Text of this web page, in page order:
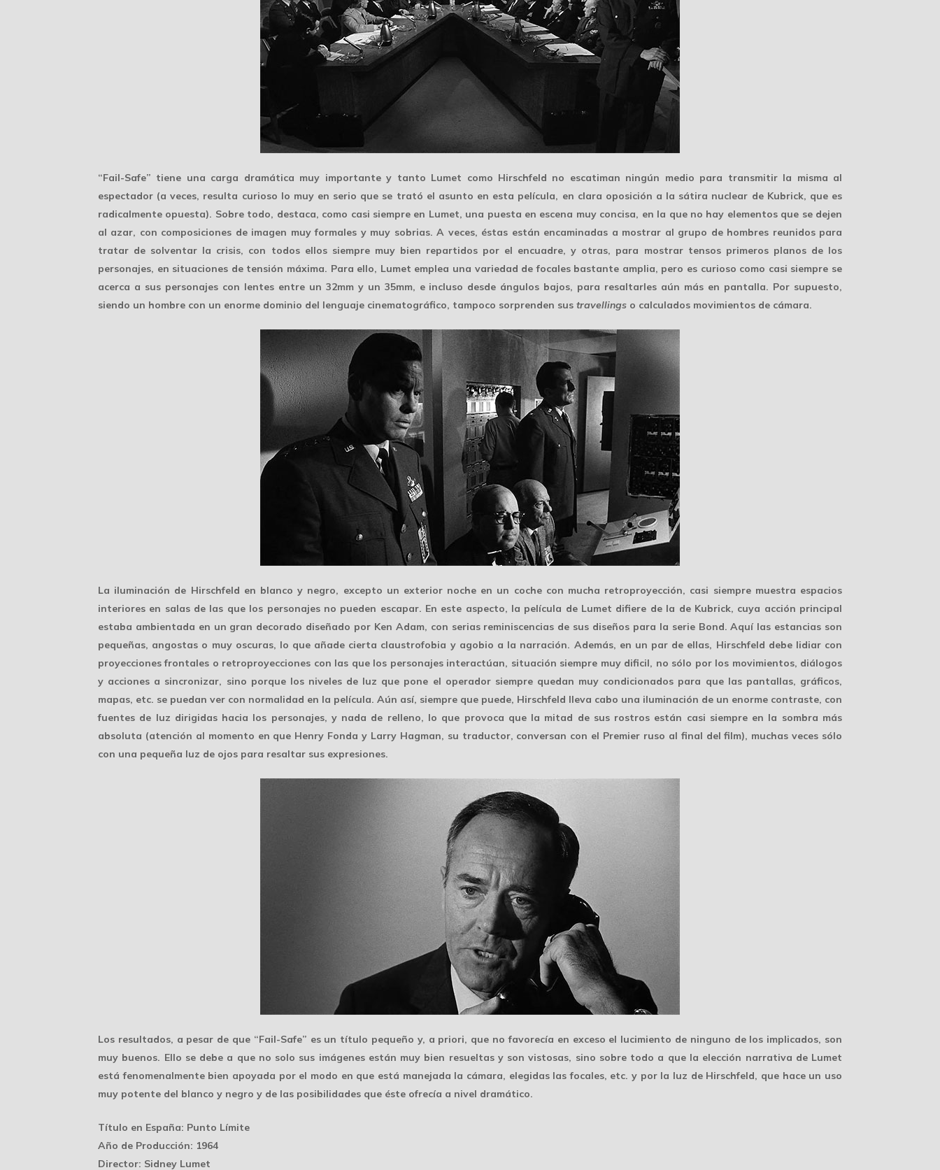
“Fail-Safe” tiene una carga dramática muy importante y tanto Lumet como Hirschfeld no escatiman ningún medio para transmitir la misma al
espectador (a veces, resulta curioso lo muy en serio que se trató el asunto en esta película, en clara oposición a la sátira nuclear de Kubrick, que es
radicalmente opuesta). Sobre todo, destaca, como casi siempre en Lumet, una puesta en escena muy concisa, en la que no hay elementos que se dejen
al azar, con composiciones de imagen muy formales y muy sobrias. A veces, éstas están encaminadas a mostrar al grupo de hombres reunidos para
tratar de solventar la crisis, con todos ellos siempre muy bien repartidos por el encuadre, y otras, para mostrar tensos primeros planos de los
personajes, en situaciones de tensión máxima. Para ello, Lumet emplea una variedad de focales bastante amplia, pero es curioso como casi siempre se
acerca a sus personajes con lentes entre un 32mmy un 35mm, e incluso desde ángulos bajos, para resaltarles aún más en pantalla. Por supuesto,
siendo un hombre con un enorme dominio del lenguaje cinematográfico, tampoco sorprenden sus travellings o calculados movimientos de cámara.
La iluminación de Hirschfeld en blanco y negro, excepto un exterior noche en un coche con mucha retroproyección, casi siempre muestra espacios
interiores en salas de las que los personajes no pueden escapar. En este aspecto, la película de Lumet difiere de la de Kubrick, cuya acción principal
estaba ambientada en un gran decorado diseñado por Ken Adam, con serias reminiscencias de sus diseños para la serie Bond. Aquí las estancias son
pequeñas, angostas o muy oscuras, lo que añade cierta claustrofobia y agobio a la narración. Además, en un par de ellas, Hirschfeld debe lidiar con
proyecciones frontales o retroproyecciones con las que los personajes interactúan, situación siempre muy dificil, no sólo por los movimientos, diálogos
y acciones a sincronizar, sino porque los niveles de luz que pone el operador siempre quedan muy condicionados para que las pantallas, gráficos,
mapas, etc. se puedan ver con normalidad en la película. Aún así, siempre que puede, Hirschfeld lleva cabo una iluminación de un enorme contraste, con
fuentes de luz dirigidashacia los personajes, y nada de relleno, lo que provoca que la mitad de sus rostros están casi siempre en la sombra más
absoluta (atención al momento en que Henry Fonda y Larry Hagman, su traductor, conversan con el Premier ruso al final del film), muchas veces sólo
con una pequeña luz de ojos para resaltar sus expresiones.
Los resultados, a pesar de que “Fail-Safe” es un título pequeño y, a priori, que no favorecía en exceso el lucimiento de ninguno de los implicados, son
muy buenos. Ello se debe a que no solo sus imágenes están muy bien resueltasy son vistosas, sino sobre todo a que la elección narrativa de Lumet
está fenomenalmente bien apoyada por el modo en que está manejada la cámara, elegidas las focales, etc. y por la luz de Hirschfeld, que hace un uso
muy potente del blanco y negro y de las posibilidades que éste ofrecía a nivel dramático.
Título en España: Punto Límite
Año de Producción: 1964
Director: Sidney Lumet